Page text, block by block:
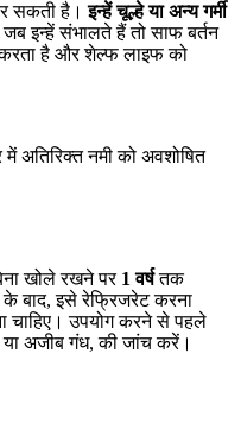
सकती है।इन्हें चूल्हे या अन्य गर्मी
इन्हें संभालते हैं तो साफ बर्तन
है और शेल्फ लाइफ को
अतिरिक्त नमी को अवशोषित
खोले रखने पर 1 वर्षतक
बाद, इसे रेफ्रिजरेट करना
चाहिए। उपयोग करने से पहले
अजीब गंध, की जांच करें।